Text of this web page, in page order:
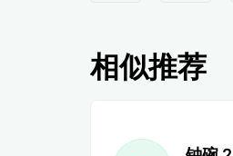
相似推荐